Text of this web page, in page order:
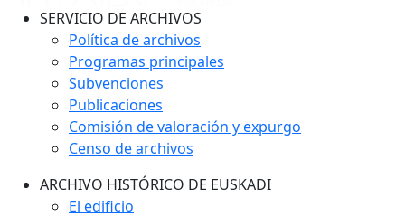
SERVICIO DE ARCHIVOS
Política de archivos
Programas principales
Subvenciones
Publicaciones
Comisión de valoración y expurgo
Censo de archivos
ARCHIVO HISTÓRICO DE EUSKADI
El edificio